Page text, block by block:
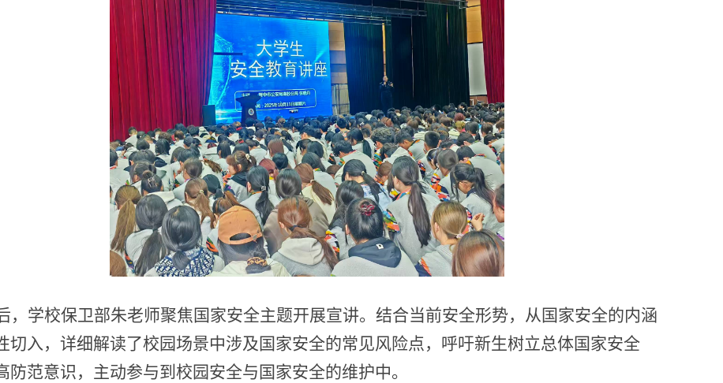
，学校保卫部朱老师聚焦国家安全主题开展宣讲。结合当前安全形势，从国家安全的内涵
切入，详细解读了校园场景中涉及国家安全的常见风险点，呼吁新生树立总体国家安全
防范意识，主动参与到校园安全与国家安全的维护中。